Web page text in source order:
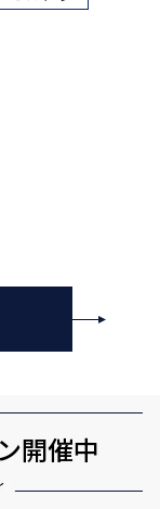
開催中